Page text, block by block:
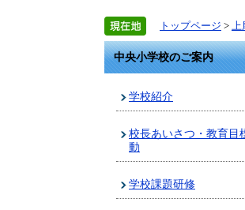
トップページ > 上
中央小学校のご案内
学校紹介
校長あいさつ・教育目
動
学校課題研修